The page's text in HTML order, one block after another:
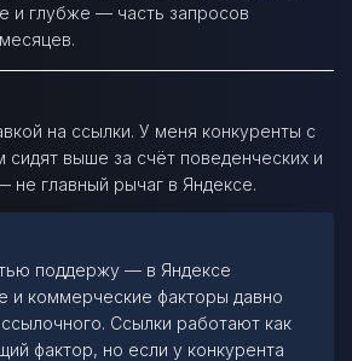
и глубже — часть запросов
на ссылки. У меня конкуренты с
выше за счёт поведенческих и
не главный рычаг в Яндексе.
поддержу — в Яндексе
и коммерческие факторы давно
Ссылки работают как
фактор, но если у конкурента